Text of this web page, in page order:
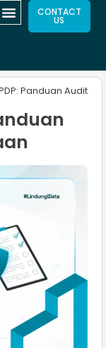
CONTACT
US
Panduan Audit